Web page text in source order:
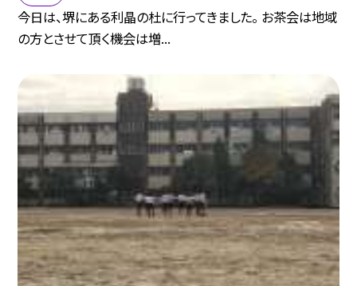
今日は、堺にある利晶の杜に行ってきました。 お茶会は地域
の方とさせて頂く機会は増...